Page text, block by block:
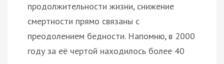
продолжительности жизни, снижение
смертности прямо связаны с
преодолением бедности. Напомню, в 2000
году за её чертой находилось более 40